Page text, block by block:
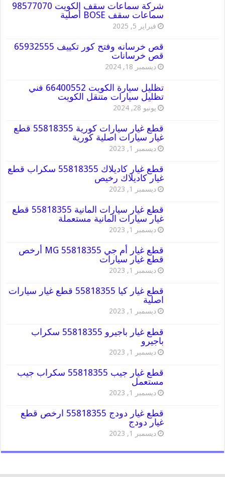
شركة سماعات سقف الكويت 98577070
سماعات سقف BOSE أصلية
فبراير 5, 2025
قص خرسانه وفتح كور تكييف 65932555
قص خرسانات
ديسمبر 18, 2024
تظليل سيارة الكويت 66400552 فني
تظليل سيارات متنقل الكويت
يونيو 28, 2024
قطع غيار سيارات كورية 55818355 قطع
غيار سيارات اصلية كورية
ديسمبر 1, 2023
قطع غيار كاديلاك 55818355 سكراب قطع
غيار كاديلاك رخيص
ديسمبر 1, 2023
قطع غيار سيارات المانية 55818355 قطع
غيار سيارات المانية مستعملة
ديسمبر 1, 2023
قطع غيار أم جي MG 55818355 أرخص
قطع غيار سيارات
ديسمبر 1, 2023
قطع غيار كيا 55818355 قطع غيار سيارات
اصلية
ديسمبر 1, 2023
قطع غيار باجيرو 55818355 سكراب
باجيرو
ديسمبر 1, 2023
قطع غيار جيب 55818355 سكراب جيب
مستعمل
ديسمبر 1, 2023
قطع غيار دودج 55818355 ارخص قطع
غيار دودج
ديسمبر 1, 2023